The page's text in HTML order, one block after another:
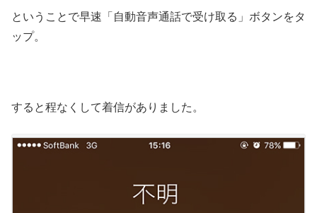
ということで早速「自動音声通話で受け取る」ボタンをタ
ップ。
すると程なくして着信がありました。